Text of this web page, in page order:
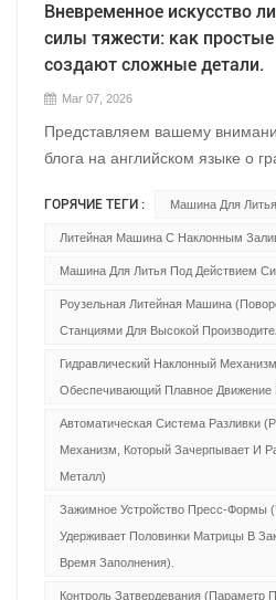
Вневременное искусство
силы тяжести: как
создают сложные детали.
Mar 07, 2026
Представляем вашему
блога на английском языке о
информативной для широкой
одновременно освещая
аспекты, преимущества и
давлением и 3D-печать,
процесс, выдержавший
благодаря своей простоте,
экономичности:
часто называемый «литьем в
представляет собой именно
название: использование силы
заполнения многоразовой
ГОРЯЧИЕ ТЕГИ : Машина Для
Литейная Машина С Наклонным
Машина Для Литья Под Действием
Роузельная Литейная Машина
Станциями Для Высокой
Гидравлический Наклонный
Обеспечивающий Плавное Движение
Автоматическая Система Разливки
Механизм, Который Зачерпывает И
Металл)
Зажимное Устройство Пресс-Формы
Удерживает Половинки Матрицы В
Время Заполнения).
Контроль Затвердевания (параметр